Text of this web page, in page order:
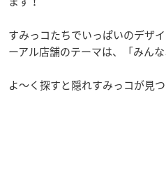
すみっコたちでいっぱいのデザ
ーアル店舗のテーマは、「みんな
よ〜く探すと隠れすみっコが見